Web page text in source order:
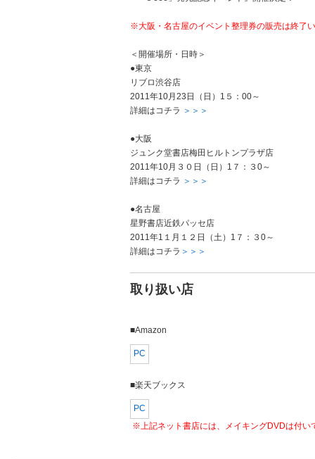
※大阪・名古屋のイベント整理券の販売は終了
＜開催場所・日時＞
●東京
リブロ渋谷店
2011年10月23日（日）1５：00～
詳細はコチラ ＞＞＞
●大阪
ジュンク堂書店梅田ヒルトンプラザ店
2011年10月３０日（日）1７：３0～
詳細はコチラ ＞＞＞
●名古屋
星野書店近鉄パッセ店
2011年1１月１２日（土）1７：３0～
詳細はコチラ ＞＞＞
取り扱い店
■Amazon
PC
■楽天ブックス
PC
※上記ネット書店には、メイキングDVDは付い